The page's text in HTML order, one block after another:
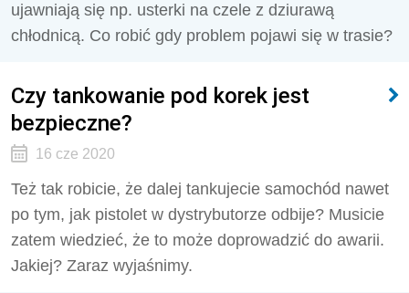
ujawniają się np. usterki na czele z dziurawą
chłodnicą. Co robić gdy problem pojawi się w trasie?
Czy tankowanie pod korek jest
bezpieczne?
16 cze 2020
Też tak robicie, że dalej tankujecie samochód nawet
po tym, jak pistolet w dystrybutorze odbije? Musicie
zatem wiedzieć, że to może doprowadzić do awarii.
Jakiej? Zaraz wyjaśnimy.